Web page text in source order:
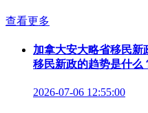
查看更多
加拿大安大略省移民新
移民新政的趋势是什么
2026-07-06 12:55:00